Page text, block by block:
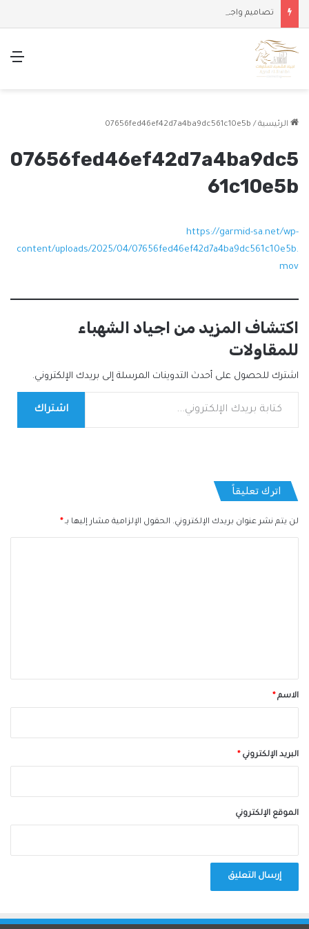
تصاميم واجهات وملاحق حديثة
الرئيسية /
07656fed46ef42d7a4ba9dc561c10e5b
07656fed46ef42d7a4ba9dc5
61c10e5b
https://garmid-sa.net/wp-
content/uploads/2025/04/07656fed46ef42d7a4ba9dc561c10e5b.
mov
اكتشاف المزيد من اجياد الشهباء
للمقاولات
اشترك للحصول على أحدث التدوينات المرسلة إلى بريدك الإلكتروني.
كتابة بريدك الإلكتروني...
اشتراك
اترك تعليقاً
لن يتم نشر عنوان بريدك الإلكتروني. الحقول الإلزامية مشار إليها بـ*
*الاسم*
البريد الإلكتروني*
الموقع الإلكتروني